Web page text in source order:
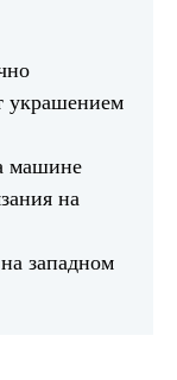
украшением
машине
на
западном